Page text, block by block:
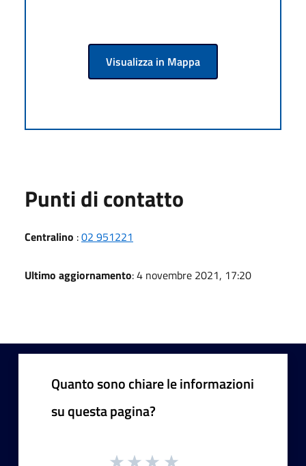
Visualizza in Mappa
Punti di contatto
Centralino :02 951221
Ultimo aggiornamento: 4 novembre 2021, 17:20
Quanto sono chiare le informazioni
su questa pagina?